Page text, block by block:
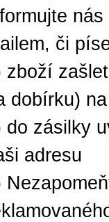
či
zboží
dobírku)
do zásilky
adresu